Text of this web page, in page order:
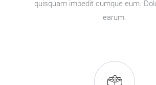
quisquam impedit cumque eum.
earum.